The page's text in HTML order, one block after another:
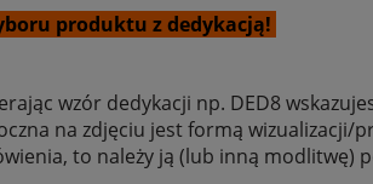
produktu z dedykacją!
wzór dedykacji np. DED8
na zdjęciu jest formą wizualizacji/
to należy ją (lub inną modlitwę)